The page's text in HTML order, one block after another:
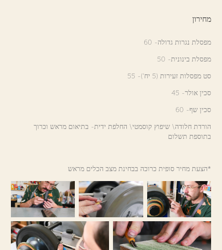
מחירון
מפסלת נגרות גדולה- 60
מפסלת בינונית- 50
סט מפסלות זעירות (5 יח')- 55
סכין אולר- 45
סכין שף- 60
הורדת חלודה\ שיפוץ קוסמטי\ החלפת ידית- בתיאום מראש וכרוך
בתוספת תשלום
הצעת מחיר סופית כרוכה בבחינת מצב הכלים מראש*